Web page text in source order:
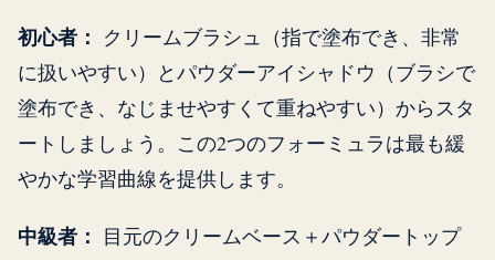
初心者： クリームブラシュ（指で塗布でき、非常
に扱いやすい）とパウダーアイシャドウ（ブラシで
塗布でき、なじませやすくて重ねやすい）からスタ
ートしましょう。この2つのフォーミュラは最も緩
やかな学習曲線を提供します。
中級者： 目元のクリームベース＋パウダートップ